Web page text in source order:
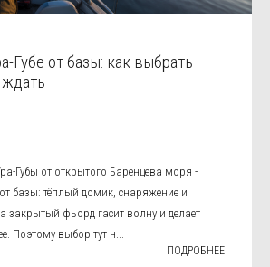
Губе от базы: как выбрать
Губы от открытого Баренцева моря -
базы: тёплый домик, снаряжение и
закрытый фьорд гасит волну и делает
Поэтому выбор тут н...
ПОДРОБНЕЕ